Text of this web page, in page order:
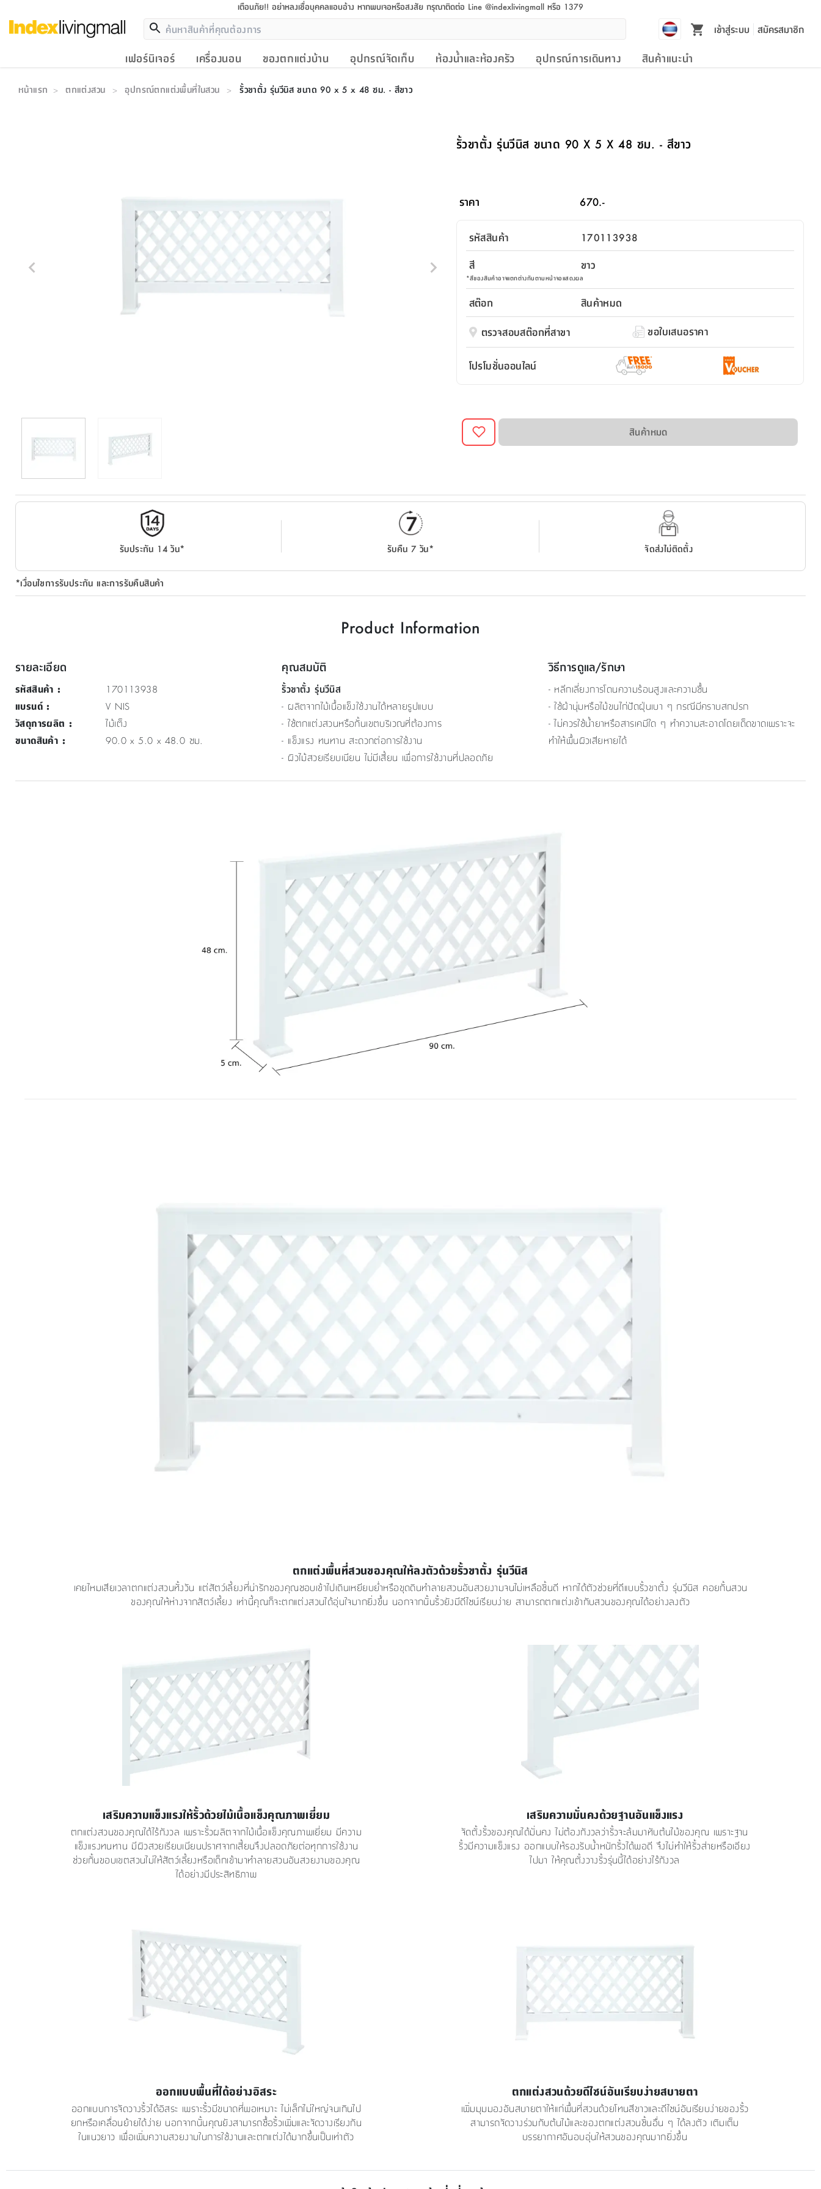
เตือนภัย!! อย่าหลงเชื่อบุคคลแอบอ้าง หากพบเจอหรือสงสัย กรุณาติดต่อ Line @indexlivingmall หรือ 1379
เข้าสู่ระบบ สมัครสมาชิก
เฟอร์นิเจอร์ เครื่องนอน ของตกแต่งบ้าน อุปกรณ์จัดเก็บ ห้องน้ำและห้องครัว อุปกรณ์การเดินทาง สินค้าแนะนำ
หน้าแรก > ตกแต่งสวน > อุปกรณ์ตกแต่งพื้นที่ในสวน > รั้วขาตั้ง รุ่นวีนิส ขนาด 90 x 5 x 48 ซม. - สีขาว
รั้วขาตั้ง รุ่นวีนิส ขนาด 90 X 5 X 48 ซม. - สีขาว
ราคา 670.-
รหัสสินค้า
170113938
สี
ขาว
*สีของสินค้าอาจแตกต่างกันตามหน้าจอแสดงผล
สต๊อก
สินค้าหมด
ตรวจสอบสต๊อกที่สาขา
ขอใบเสนอราคา
โปรโมชั่นออนไลน์
สินค้าหมด
รับประกัน 14 วัน* รับคืน 7 วัน* จัดส่งไม่ติดตั้ง
*เงื่อนไขการรับประกัน และการรับคืนสินค้า
Product Information
รายละเอียด
รหัสสินค้า :
170113938
แบรนด์:
V NIS
วัสดุการผลิต :
ไม้เต็ง
ขนาดสินค้า : 90.0 x 5.0 x 48.0 ซม.
คุณสมบัติ
รั้วขาตั้ง รุ่นวีนิส
- ผลิตจากไม้เนื้อแข็งใช้งานได้หลายรูปแบบ
- ใช้ตกแต่งสวนหรือกั้นเขตบริเวณที่ต้องการ
- แข็งแรง ทนทาน สะดวกต่อการใช้งาน
- ผิวไม้สวยเรียบเนียน ไม่มีเสี้ยน เพื่อการใช้งานที่ปลอดภัย
วิธีการดูแล/รักษา
- หลีกเลี่ยงการโดนความร้อนสูงและความชื้น
- ใช้ผ้านุ่มหรือไม้ขนไก่ปัดฝุ่นเบา ๆ กรณีมีคราบสกปรก
- ไม่ควรใช้น้ำยาหรือสารเคมีใด ๆ ทำความสะอาดโดยเด็ดขาดเพราะจะ
ทำให้พื้นผิวเสียหายได้
ตกแต่งพื้นที่สวนของคุณให้ลงตัวด้วยรั้วขาตั้ง รุ่นวีนิส
เคยไหมเสียเวลาตกแต่งสวนทั้งวัน แต่สัตว์เลี้ยงที่น่ารักของคุณชอบเข้าไปเดินเหยียบย่ำหรือขุดดินทำลายสวนอันสวยงามจนไม่เหลือชิ้นดี หากได้ตัวช่วยที่ดีแบบรั้วขาตั้ง รุ่นวีนิส คอยกั้นสวน
ของคุณให้ห่างจากสัตว์เลี้ยง เท่านี้คุณก็จะตกแต่งสวนได้อุ่นใจมากยิ่งขึ้น นอกจากนั้นรั้วยังมีดีไซน์เรียบง่าย สามารถตกแต่งเข้ากับสวนของคุณได้อย่างลงตัว
เสริมความแข็งแรงให้รั้วด้วยไม้เนื้อแข็งคุณภาพเยี่ยม
ตกแต่งสวนของคุณได้ไร้กังวล เพราะรั้วผลิตจากไม้เนื้อแข็งคุณภาพเยี่ยม มีความ
แข็งแรงทนทาน มีผิวสวยเรียบเนียนปราศจากเสี้ยนจึงปลอดภัยต่อทุกการใช้งาน
ช่วยกั้นขอบเขตสวนไม่ให้สัตว์เลี้ยงหรือเด็กเข้ามาทำลายสวนอันสวยงามของคุณ
ได้อย่างมีประสิทธิภาพ
เสริมความมั่นคงด้วยฐานอันแข็งแรง
จัดตั้งรั้วของคุณได้มั่นคง ไม่ต้องกังวลว่ารั้วจะล้มมาทับต้นไม้ของคุณ เพราะฐาน
รั้วมีความแข็งแรง ออกแบบให้รองรับน้ำหนักรั้วได้พอดี จึงไม่ทำให้รั้วส่ายหรือเอียง
ไปมา ให้คุณตั้งวางรั้วรุ่นนี้ได้อย่างไร้กังวล
ออกแบบพื้นที่ได้อย่างอิสระ
ออกแบบการจัดวางรั้วได้อิสระ เพราะรั้วมีขนาดที่พอเหมาะ ไม่เล็กไม่ใหญ่จนเกินไป
ยกหรือเคลื่อนย้ายได้ง่าย นอกจากนั้นคุณยังสามารถซื้อรั้วเพิ่มและจัดวางเรียงกัน
ในแนวยาว เพื่อเพิ่มความสวยงามในการใช้งานและตกแต่งได้มากขึ้นเป็นเท่าตัว
ตกแต่งสวนด้วยดีไซน์อันเรียบง่ายสบายตา
เพิ่มมุมมองอันสบายตาให้แก่พื้นที่สวนด้วยโทนสีขาวและดีไซน์อันเรียบง่ายของรั้ว
สามารถจัดวางร่วมกับต้นไม้และของตกแต่งสวนชิ้นอื่น ๆ ได้ลงตัว เติมเต็ม
บรรยากาศอันอบอุ่นให้สวนของคุณมากยิ่งขึ้น